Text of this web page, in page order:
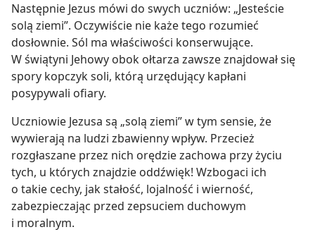
Następnie Jezus mówi do swych uczniów: „Jesteście
solą ziemi”. Oczywiście nie każe tego rozumieć
dosłownie. Sól ma właściwości konserwujące.
W świątyni Jehowy obok ołtarza zawsze znajdował się
spory kopczyk soli, którą urzędujący kapłani
posypywali ofiary.
Uczniowie Jezusa są „solą ziemi” w tym sensie, że
wywierają na ludzi zbawienny wpływ. Przecież
rozgłaszane przez nich orędzie zachowa przy życiu
tych, u których znajdzie oddźwięk! Wzbogaci ich
o takie cechy, jak stałość, lojalność i wierność,
zabezpieczając przed zepsuciem duchowym
i moralnym.